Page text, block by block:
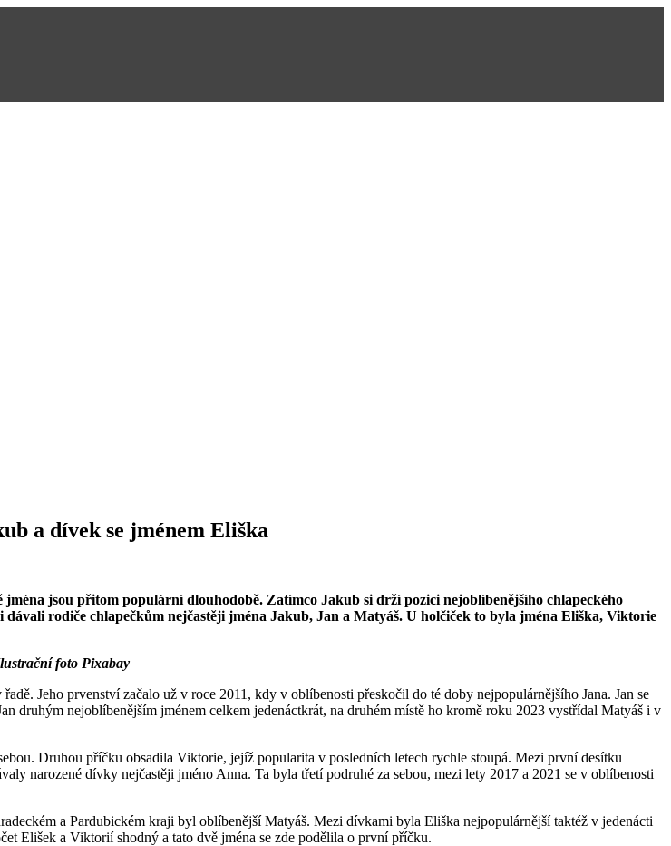
a dívek se jménem Eliška
jsou přitom populární dlouhodobě. Zatímco Jakub si drží pozici nejoblíbenějšího chlapeckého
rodiče chlapečkům nejčastěji jména Jakub, Jan a Matyáš. U holčiček to byla jména Eliška, Viktorie
foto Pixabay
Jeho prvenství začalo už v roce 2011, kdy v oblíbenosti přeskočil do té doby nejpopulárnějšího Jana. Jan se
druhým nejoblíbenějším jménem celkem jedenáctkrát, na druhém místě ho kromě roku 2023 vystřídal Matyáš i v
Druhou příčku obsadila Viktorie, jejíž popularita v posledních letech rychle stoupá. Mezi první desítku
narozené dívky nejčastěji jméno Anna. Ta byla třetí podruhé za sebou, mezi lety 2017 a 2021 se v oblíbenosti
a Pardubickém kraji byl oblíbenější Matyáš. Mezi dívkami byla Eliška nejpopulárnější taktéž v jedenácti
Elišek a Viktorií shodný a tato dvě jména se zde podělila o první příčku.